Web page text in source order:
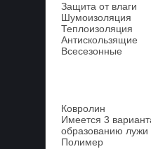
Защита от влаги
Шумоизоляция
Теплоизоляция
Антискользящие
Всесезонные
Ковролин
Имеется 3
образованию лужи
Полимер